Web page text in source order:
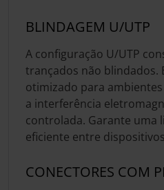
BLINDAGEM U/UTP
A configuração U/UTP
trançados não blindados.
otimizado para
a interferência
controlada. Garante uma
eficiente entre dispositivos
CONECTORES COM